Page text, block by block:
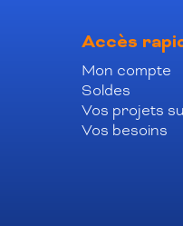
Accès
Mon compte
Soldes
Vos projets
Vos besoins